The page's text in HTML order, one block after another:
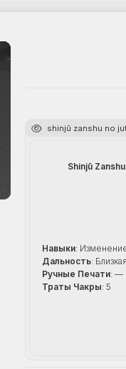
shinjū zanshu no
Shinjū
Навыки:
Дальность:
Ручные Печати: —
Траты Чакры: 5